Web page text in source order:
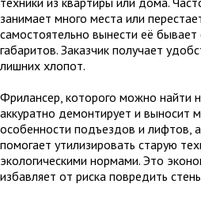
занимает много места или
самостоятельно вынести её
габаритов. Заказчик получает
лишних хлопот.
Фрилансер, которого можно найти
аккуратно демонтирует и выносит
особенности подъездов и лифтов,
помогает утилизировать старую
экологическими нормами. Это
избавляет от риска повредить